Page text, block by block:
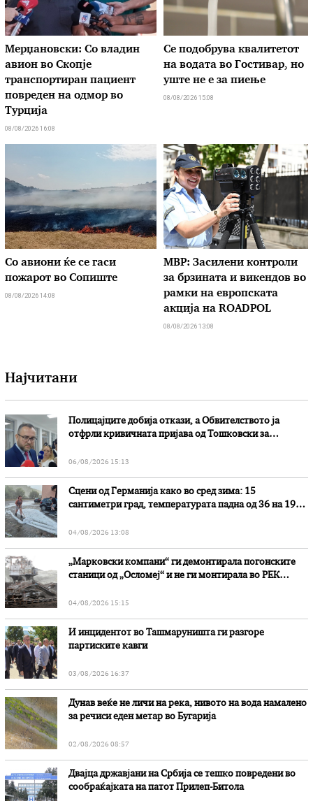
Мерџановски: Со владин
авион во Скопје
транспортиран пациент
повреден на одмор во
Турција
08/08/2026 16:08
Се подобрува квалитетот
на водата во Гостивар, но
уште не е за пиење
08/08/2026 15:08
Со авиони ќе се гаси
пожарот во Сопиште
08/08/2026 14:08
МВР: Засилени контроли
за брзината и викендов во
рамки на европската
акција на ROADPOL
08/08/2026 13:08
Најчитани
Полицајците добија откази, а Обвителството ја
отфрли кривичната пријава од Тошковски за
06/08/2026 15:13
Сцени од Германија како во сред зима: 15
сантиметри град, температурата падна од 36 на 19
04/08/2026 13:08
„Марковски компани“ ги демонтирала погонските
станици од „Осломеј“ и не ги монтирала во РЕК
04/08/2026 15:15
И инцидентот во Ташмаруништa ги разгоре
партиските кавги
03/08/2026 16:37
Дунав веќе не личи на река, нивото на вода намалено
за речиси еден метар во Бугарија
02/08/2026 08:57
Двајца државјани на Србија се тешко повредени во
сообраќајката на патот Прилеп-Битола